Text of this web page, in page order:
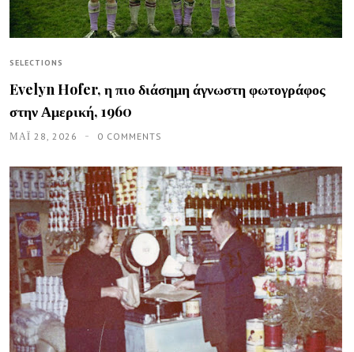
SELECTIONS
Evelyn Hofer, η πιο διάσημη άγνωστη φωτογράφος
στην Αμερική, 1960
ΜΑΪ́ 28, 2026 0 COMMENTS